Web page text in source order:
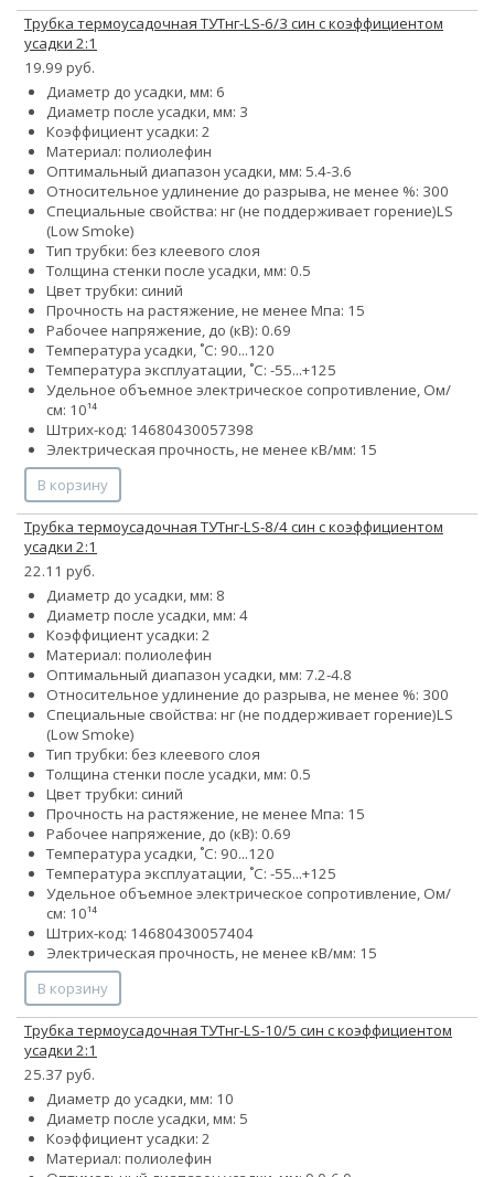
Трубка термоусадочная ТУТнг-LS-6/3 син с коэффициентом
усадки 2:1
19.99 руб.
Диаметр до усадки, мм: 6
Диаметр после усадки, мм: 3
Коэффициент усадки: 2
Материал: полиолефин
Оптимальный диапазон усадки, мм: 5.4-3.6
Относительное удлинение до разрыва, не менее %: 300
Специальные свойства: нг (не поддерживает горение)LS
(Low Smoke)
Тип трубки: без клеевого слоя
Толщина стенки после усадки, мм: 0.5
Цвет трубки: синий
Прочность на растяжение, не менее Мпа: 15
Рабочее напряжение, до (кВ): 0.69
Температура усадки, ˚С: 90...120
Температура эксплуатации, ˚С: -55...+125
Удельное объемное электрическое сопротивление, Ом/
см: 10¹⁴
Штрих-код: 14680430057398
Электрическая прочность, не менее кВ/мм: 15
В корзину
Трубка термоусадочная ТУТнг-LS-8/4 син с коэффициентом
усадки 2:1
22.11 руб.
Диаметр до усадки, мм: 8
Диаметр после усадки, мм: 4
Коэффициент усадки: 2
Материал: полиолефин
Оптимальный диапазон усадки, мм: 7.2-4.8
Относительное удлинение до разрыва, не менее %: 300
Специальные свойства: нг (не поддерживает горение)LS
(Low Smoke)
Тип трубки: без клеевого слоя
Толщина стенки после усадки, мм: 0.5
Цвет трубки: синий
Прочность на растяжение, не менее Мпа: 15
Рабочее напряжение, до (кВ): 0.69
Температура усадки, ˚С: 90...120
Температура эксплуатации, ˚С: -55...+125
Удельное объемное электрическое сопротивление, Ом/
см: 10¹⁴
Штрих-код: 14680430057404
Электрическая прочность, не менее кВ/мм: 15
В корзину
Трубка термоусадочная ТУТнг-LS-10/5 син с коэффициентом
усадки 2:1
25.37 руб.
Диаметр до усадки, мм: 10
Диаметр после усадки, мм: 5
Коэффициент усадки: 2
Материал: полиолефин